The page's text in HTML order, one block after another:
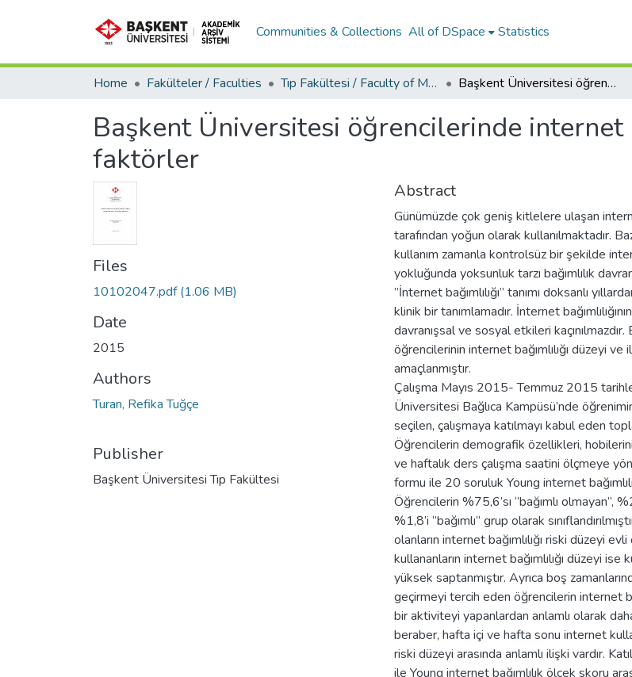
Communities & Collections All of DSpace Statistics
Home Fakülteler / Faculties Tıp Fakültesi / Faculty of Medicine Başkent Üniversitesi öğrencilerinde internet bağımlılığı sıklığı ve ilişkili faktörler
Başkent Üniversitesi öğrencilerinde internet
faktörler
Files
10102047.pdf(1.06 MB)
Date
2015
Authors
Turan, Refika Tuğçe
Publisher
Başkent Üniversitesi Tıp Fakültesi
Abstract
Günümüzde çok geniş kitlelere ulaşan
tarafından yoğun olarak kullanılmaktadır.
kullanım zamanla kontrolsüz bir şekilde
yokluğunda yoksunluk tarzı bağımlılık
”İnternet bağımlılığı” tanımı doksanlı
klinik bir tanımlamadır. İnternet
davranışsal ve sosyal etkileri
öğrencilerinin internet bağımlılığı düzeyi ve
amaçlanmıştır.
Çalışma Mayıs 2015- Temmuz 2015
Üniversitesi Bağlıca Kampüsü’nde
seçilen, çalışmaya katılmayı kabul eden
Öğrencilerin demografik özellikleri,
ve haftalık ders çalışma saatini ölçmeye
formu ile 20 soruluk Young internet
Öğrencilerin %75,6’sı ‘’bağımlı olmayan’’,
%1,8’i ‘’bağımlı’’ grup olarak
olanların internet bağımlılığı riski düzeyi
kullananların internet bağımlılığı düzeyi
yüksek saptanmıştır. Ayrıca boş
geçirmeyi tercih eden öğrencilerin internet
bir aktiviteyi yapanlardan anlamlı olarak
beraber, hafta içi ve hafta sonu internet
riski düzeyi arasında anlamlı ilişki vardır.
ile Young internet bağımlılık ölçek skoru